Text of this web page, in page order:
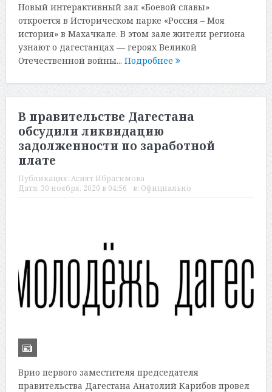
Новый интерактивный зал «Боевой славы»
откроется в Историческом парке «Россия – Моя
история» в Махачкале. В этом зале жители региона
узнают о дагестанцах — героях Великой
Отечественной войны... Подробнее
В правительстве Дагестана
обсудили ликвидацию
задолженности по заработной
плате
Публикация: Асият Ибрагимова
Дата: 30 ноября, 2020 в 04:56 в: Официально
Врио первого заместителя председателя
правительства Дагестана Анатолий Карибов провел